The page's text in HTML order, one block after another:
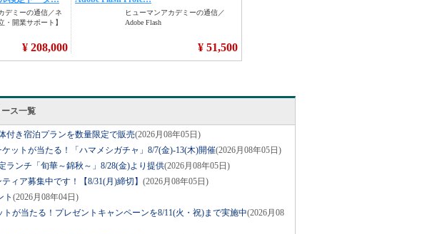
ス一覧
付き宿泊プランを数量限定で販売(2026月08年05日)
ットが当たる！「ハマメシガチャ」8/7(金)-13(木)開催(2026月08年05日)
ランチ「旬華～錦秋～」8/28(金)より提供(2026月08年05日)
ィア募集中です！【8/31(月)締切】 (2026月08年05日)
ト (2026月08年04日)
が当たる！プレゼントキャンペーンを8/11(火・祝)まで実施中(2026月08